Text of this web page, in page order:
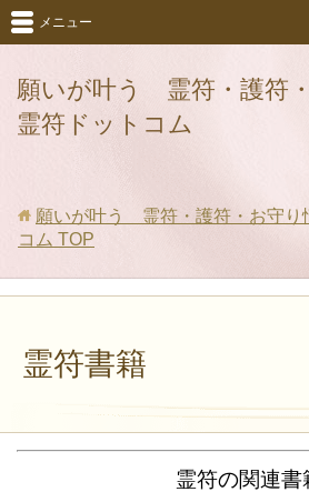
願いが叶う 霊符・護符
霊符ドットコム
メニュー
願いが叶う 霊符・護符・お守
コム TOP
霊符書籍
霊符の関連書